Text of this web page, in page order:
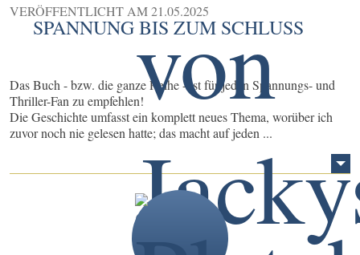
VERÖFFENTLICHT AM21.05.2025
SPANNUNG BIS ZUM SCHLUSS
Das Buch - bzw. die ganze Reihe - ist für jeden Spannungs- und
Thriller-Fan zu empfehlen!
Die Geschichte umfasst ein komplett neues Thema, worüber ich
zuvor noch nie gelesen hatte; das macht auf jeden ...